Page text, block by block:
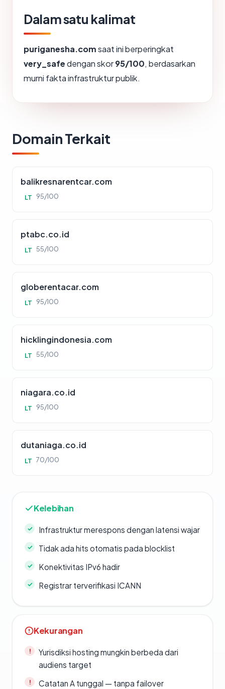
Dalam satu kalimat
puriganesha.comsaat ini berperingkat
very_safedengan skor95/100, berdasarkan
murni fakta infrastruktur publik.
Domain Terkait
balikresnarentcar.com
LT 95/100
ptabc.co.id
LT 55/100
globerentacar.com
LT 95/100
hicklingindonesia.com
LT 55/100
niagara.co.id
LT 95/100
dutaniaga.co.id
LT 70/100
Kelebihan
Infrastruktur merespons dengan latensi wajar
Tidak ada hits otomatis pada blocklist
Konektivitas IPv6 hadir
Registrar terverifikasi ICANN
Kekurangan
Yurisdiksi hosting mungkin berbeda dari
audiens target
Catatan A tunggal — tanpa failover